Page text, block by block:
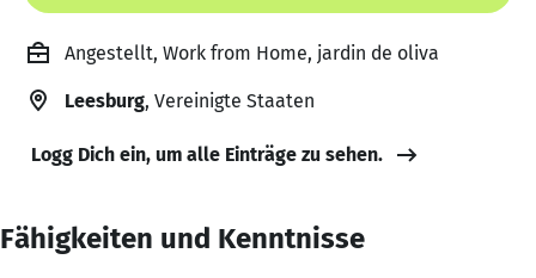
Angestellt, Work from Home, jardin de oliva
Leesburg, Vereinigte Staaten
Logg Dich ein, um alle Einträge zu sehen.
Fähigkeiten und Kenntnisse